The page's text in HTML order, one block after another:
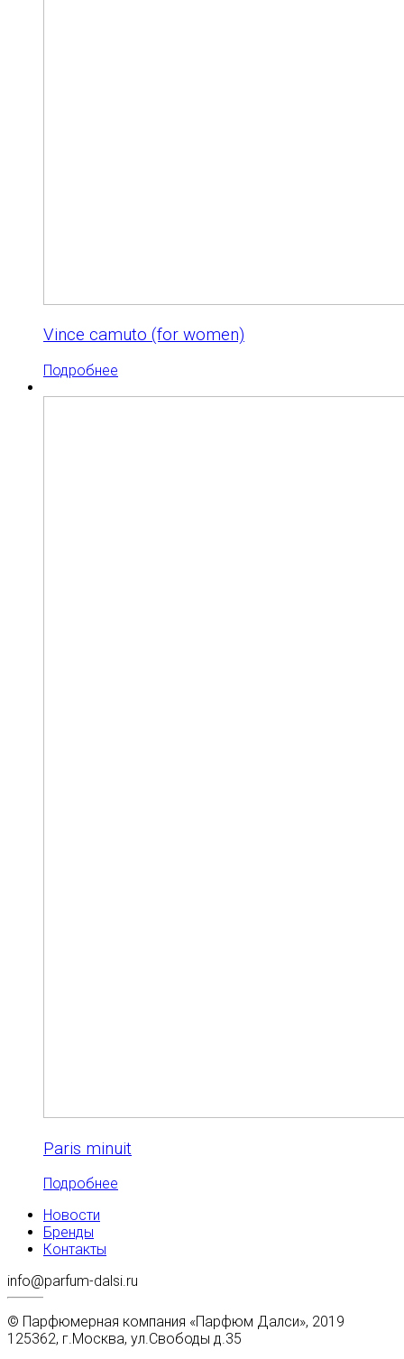
Vince camuto (for women)
Подробнее
Paris minuit
Подробнее
Новости
Бренды
Контакты
info@parfum-dalsi.ru
© Парфюмерная компания «Парфюм Далси», 2019
125362, г.Москва, ул.Свободы д.35